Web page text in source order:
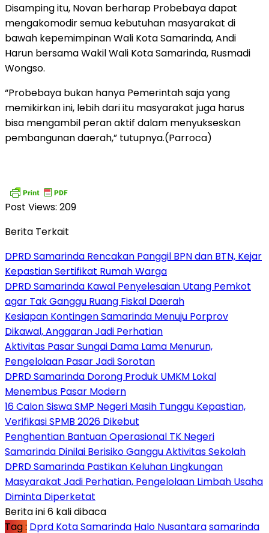
Disamping itu, Novan berharap Probebaya dapat
mengakomodir semua kebutuhan masyarakat di
bawah kepemimpinan Wali Kota Samarinda, Andi
Harun bersama Wakil Wali Kota Samarinda, Rusmadi
Wongso.
“Probebaya bukan hanya Pemerintah saja yang
memikirkan ini, lebih dari itu masyarakat juga harus
bisa mengambil peran aktif dalam menyukseskan
pembangunan daerah,” tutupnya.(Parroca)
Post Views: 209
Berita Terkait
DPRD Samarinda Rencakan Panggil BPN dan BTN, Kejar
Kepastian Sertifikat Rumah Warga
DPRD Samarinda Kawal Penyelesaian Utang Pemkot
agar Tak Ganggu Ruang Fiskal Daerah
Kesiapan Kontingen Samarinda Menuju Porprov
Dikawal, Anggaran Jadi Perhatian
Aktivitas Pasar Sungai Dama Lama Menurun,
Pengelolaan Pasar Jadi Sorotan
DPRD Samarinda Dorong Produk UMKM Lokal
Menembus Pasar Modern
16 Calon Siswa SMP Negeri Masih Tunggu Kepastian,
Verifikasi SPMB 2026 Dikebut
Penghentian Bantuan Operasional TK Negeri
Samarinda Dinilai Berisiko Ganggu Aktivitas Sekolah
DPRD Samarinda Pastikan Keluhan Lingkungan
Masyarakat Jadi Perhatian, Pengelolaan Limbah Usaha
Diminta Diperketat
Berita ini 6 kali dibaca
Tag : Dprd Kota Samarinda Halo Nusantarasamarinda